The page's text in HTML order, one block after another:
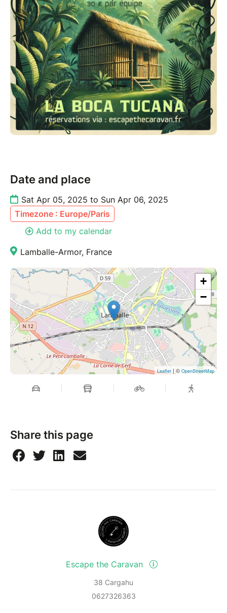
Date and place
Sat Apr 05, 2025 to Sun Apr 06, 2025
Timezone : Europe/Paris
Add to my calendar
Lamballe-Armor, France
+
−
Leaflet | © OpenStreetMap
Share this page
Escape the Caravan
38 Cargahu
0627326363